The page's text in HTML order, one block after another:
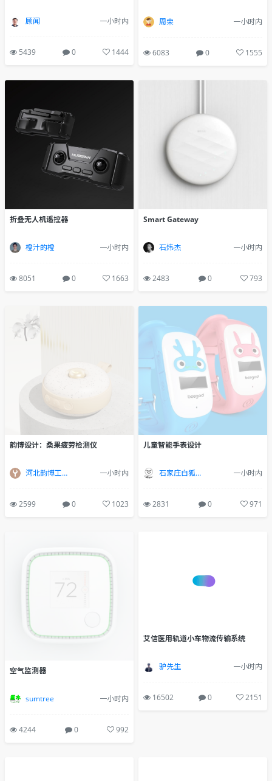
顾闻 一小时内
5439 0 1444
周荣 一小时内
6083 0 1555
折叠无人机遥控器
橙汁的橙 一小时内
8051 0 1663
Smart Gateway
石炜杰 一小时内
2483 0 793
韵博设计：桑果疲劳检测仪
河北韵博工业设计 一小时内
2599 0 1023
儿童智能手表设计
石家庄白狐设计 一小时内
2831 0 971
空气监测器
sumtree 一小时内
4244 0 992
艾信医用轨道小车物流传输系统
驴先生 一小时内
16502 0 2151